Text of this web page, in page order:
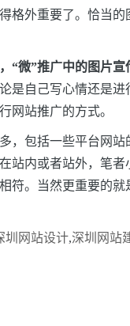
格外重要了。恰当
“微”推广中的图片宣
是自己写心情还是
网站推广的方式。
，包括一些平台网
站内或者站外，笔
符。当然更重要的
圳网站设计,深圳网站